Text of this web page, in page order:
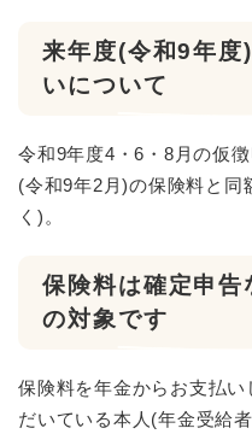
来年度(令和9年度
いについて
令和9年度4・6・8月の仮
(令和9年2月)の保険料と同
く)。
保険料は確定申
の対象です
保険料を年金からお支払
だいている本人(年金受給